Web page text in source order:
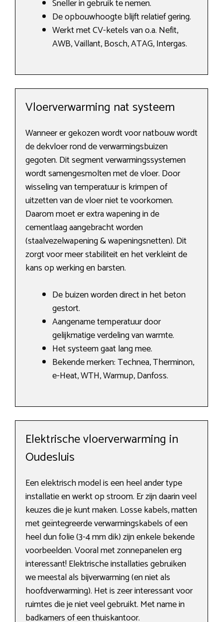
Sneller in gebruik te nemen.
De opbouwhoogte blijft relatief gering.
Werkt met CV-ketels van o.a. Nefit,
AWB, Vaillant, Bosch, ATAG, Intergas.
Vloerverwarming nat systeem
Wanneer er gekozen wordt voor natbouw wordt
de dekvloer rond de verwarmingsbuizen
gegoten. Dit segment verwarmingssystemen
wordt samengesmolten met de vloer. Door
wisseling van temperatuur is krimpen of
uitzetten van de vloer niet te voorkomen.
Daarom moet er extra wapening in de
cementlaag aangebracht worden
(staalvezelwapening & wapeningsnetten). Dit
zorgt voor meer stabiliteit en het verkleint de
kans op werking en barsten.
De buizen worden direct in het beton
gestort.
Aangename temperatuur door
gelijkmatige verdeling van warmte.
Het systeem gaat lang mee.
Bekende merken: Technea, Therminon,
e-Heat, WTH, Warmup, Danfoss.
Elektrische vloerverwarming in
Oudesluis
Een elektrisch model is een heel ander type
installatie en werkt op stroom. Er zijn daarin veel
keuzes die je kunt maken. Losse kabels, matten
met geïntegreerde verwarmingskabels of een
heel dun folie (3-4 mm dik) zijn enkele bekende
voorbeelden. Vooral met zonnepanelen erg
interessant! Elektrische installaties gebruiken
we meestal als bijverwarming (en niet als
hoofdverwarming). Het is zeer interessant voor
ruimtes die je niet veel gebruikt. Met name in
badkamers of een thuiskantoor.